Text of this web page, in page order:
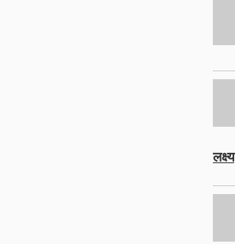
लक्ष्य